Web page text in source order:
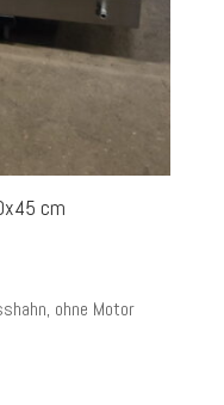
cm
ohne Motor